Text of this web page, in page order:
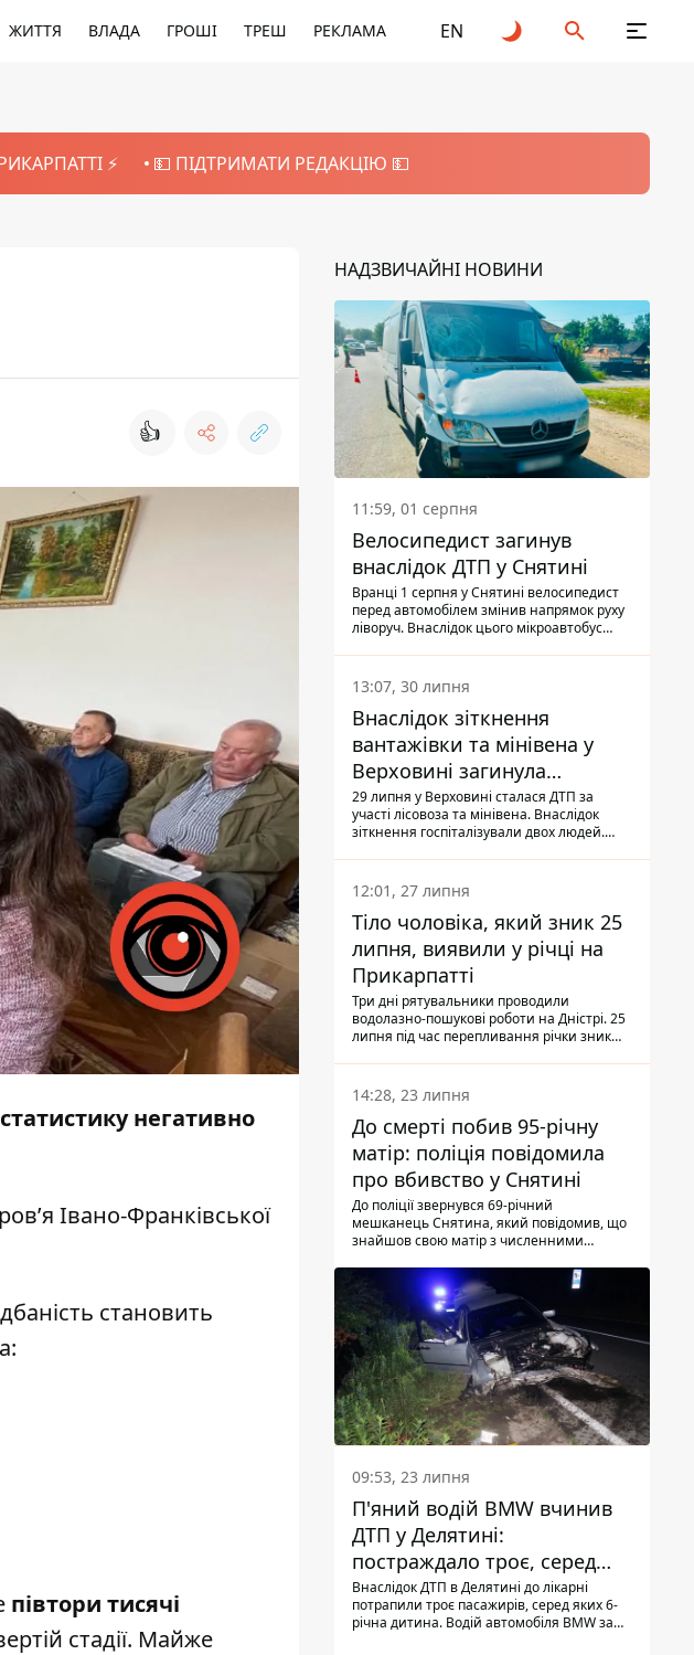
ЖИТТЯ ВЛАДА ГРОШІ ТРЕШ РЕКЛАМА EN
⚡️ 💵 ПІДТРИМАТИ РЕДАКЦІЮ 💵
👍
негативно
Івано-Франківської
становить
півтори тисячі
стадії. Майже
НАДЗВИЧАЙНІ НОВИНИ
11:59, 01 серпня
Велосипедист загинув
внаслідок ДТП у Снятині
Вранці 1 серпня у Снятині велосипедист
перед автомобілем змінив напрямок руху
ліворуч. Внаслідок цього мікроавтобус
13:07, 30 липня
Внаслідок зіткнення
вантажівки та мінівена у
Верховині загинула
пасажирка, водійка - у
лікарні
29 липня у Верховині сталася ДТП за
участі лісовоза та мінівена. Внаслідок
зіткнення госпіталізували двох людей.
Також травми отримала водійка
автомобіля.
12:01, 27 липня
Тіло чоловіка, який зник 25
липня, виявили у річці на
Прикарпатті
Три дні рятувальники проводили
водолазно-пошукові роботи на Дністрі. 25
липня під час перепливання річки зник
виявили тіло.
14:28, 23 липня
До смерті побив 95-річну
матір: поліція повідомила
про вбивство у Снятині
До поліції звернувся 69-річний
мешканець Снятина, який повідомив, що
знайшов свою матір з численними
з'ясували правоохоронці, ці травми жінці
наніс її син.
09:53, 23 липня
П'яний водій BMW вчинив
ДТП у Делятині:
постраждало троє, серед
них - дитина
Внаслідок ДТП в Делятині до лікарні
потрапили троє пасажирів, серед яких 6-
річна дитина. Водій автомобіля BMW за